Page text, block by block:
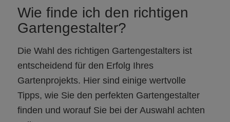
Wie finde ich den richtigen
Gartengestalter?
Die Wahl des richtigen Gartengestalters ist
entscheidend für den Erfolg Ihres
Gartenprojekts. Hier sind einige wertvolle
Tipps, wie Sie den perfekten Gartengestalter
finden und worauf Sie bei der Auswahl achten